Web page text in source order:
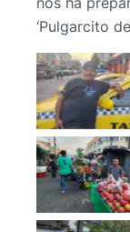
‘Pulgarcito
No
No